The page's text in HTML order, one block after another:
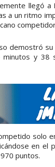
llegó a
a un ritmo
demostró su
y 38
solo
en el
puntos.